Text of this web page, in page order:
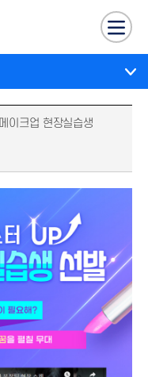
이크업 현장실습생